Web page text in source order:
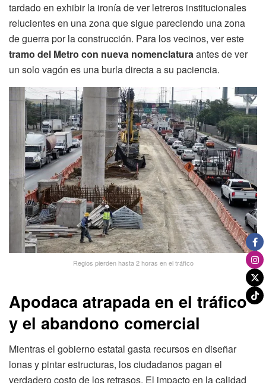
tardado en exhibir la ironía de ver letreros institucionales
relucientes en una zona que sigue pareciendo una zona
de guerra por la construcción. Para los vecinos, ver este
tramo del Metro con nueva nomenclaturaantes de ver
un solo vagón es una burla directa a su paciencia.
Regios pierden hasta 2 horas en el tráfico
Apodaca atrapada en el tráfico
y el abandono comercial
Mientras el gobierno estatal gasta recursos en diseñar
lonas y pintar estructuras, los ciudadanos pagan el
verdadero costo de los retrasos. El impacto en la calidad